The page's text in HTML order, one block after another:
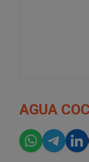
AGUA